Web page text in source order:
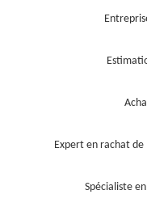
Expert en rachat de
Spécialiste